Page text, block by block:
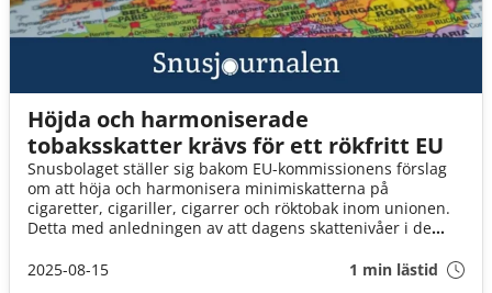
Höjda och harmoniserade
tobaksskatter krävs för ett rökfritt EU
Snusbolaget ställer sig bakom EU-kommissionens förslag
om att höja och harmonisera minimiskatterna på
cigaretter, cigariller, cigarrer och röktobak inom unionen.
Detta med anledningen av att dagens skattenivåer i de
om ett rökfritt samhälle år 2040.
2025-08-15 1 min lästid